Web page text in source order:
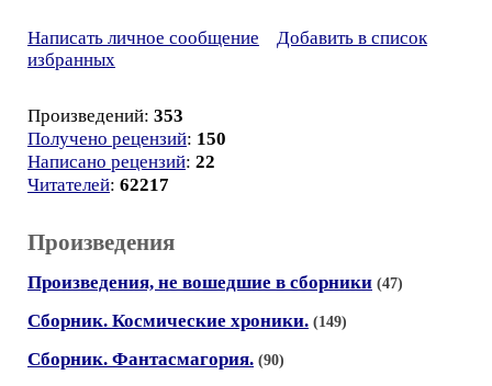
Написать личное сообщение
Добавить в список
избранных
Произведений: 353
Получено рецензий: 150
Написано рецензий: 22
Читателей: 62217
Произведения
Произведения, не вошедшие в сборники (47)
Сборник. Космические хроники. (149)
Сборник. Фантасмагория. (90)